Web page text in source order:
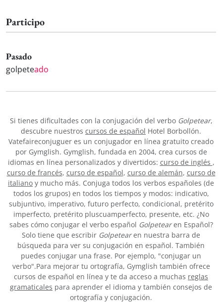
Participo
Pasado
golpeteado
Si tienes dificultades con la conjugación del verbo Golpetear,
descubre nuestros cursos de español Hotel Borbollón.
Vatefaireconjuguer es un conjugador en línea gratuito creado
por Gymglish. Gymglish, fundada en 2004, crea cursos de
idiomas en línea personalizados y divertidos: curso de inglés ,
curso de francés, curso de español, curso de alemán, curso de
italiano y mucho más. Conjuga todos los verbos españoles (de
todos los grupos) en todos los tiempos y modos: indicativo,
subjuntivo, imperativo, futuro perfecto, condicional, pretérito
imperfecto, pretérito pluscuamperfecto, presente, etc. ¿No
sabes cómo conjugar el verbo español Golpetearen Español?
Solo tiene que escribir Golpetearen nuestra barra de
búsqueda para ver su conjugación en español. También
puedes conjugar una frase. Por ejemplo, "conjugar un
verbo".Para mejorar tu ortografía, Gymglish también ofrece
cursos de español en línea y te da acceso a muchas reglas
gramaticales para aprender el idioma y también consejos de
ortografía y conjugación.